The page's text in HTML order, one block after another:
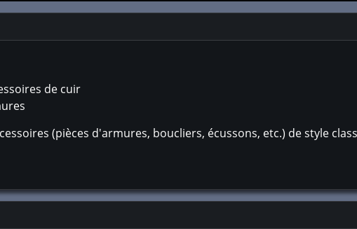
de cuir
(pièces d'armures, boucliers, écussons, etc.) de style